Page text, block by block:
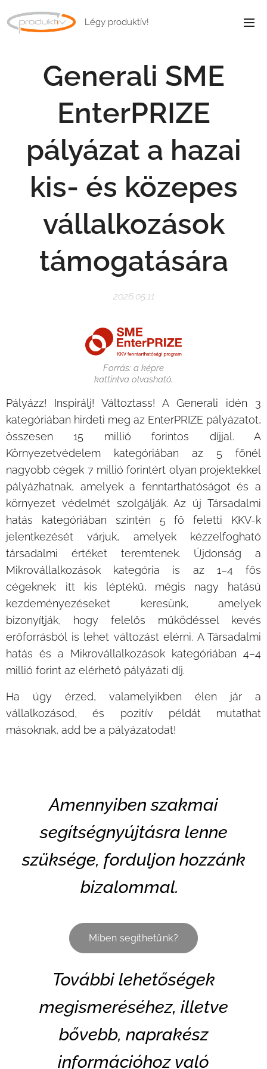
Légy produktív!
Generali SME
EnterPRIZE
pályázat a hazai
kis- és közepes
vállalkozások
támogatására
2026.05.11
Forrás: a képre
kattintva olvasható.
Pályázz! Inspirálj! Változtass! A Generali idén 3
kategóriában hirdeti meg az EnterPRIZE pályázatot,
összesen 15 millió forintos díjjal. A
Környezetvédelem kategóriában az 5 főnél
nagyobb cégek 7 millió forintért olyan projektekkel
pályázhatnak, amelyek a fenntarthatóságot és a
környezet védelmét szolgálják. Az új Társadalmi
hatás kategóriában szintén 5 fő feletti KKV-k
jelentkezését várjuk, amelyek kézzelfogható
társadalmi értéket teremtenek. Újdonság a
Mikrovállalkozások kategória is az 1–4 fős
cégeknek: itt kis léptékű, mégis nagy hatású
kezdeményezéseket keresünk, amelyek
bizonyítják, hogy felelős működéssel kevés
erőforrásból is lehet változást elérni. A Társadalmi
hatás és a Mikrovállalkozások kategóriában 4–4
millió forint az elérhető pályázati díj.
Ha úgy érzed, valamelyikben élen jár a
vállalkozásod, és pozitív példát mutathat
másoknak, add be a pályázatodat!
Amennyiben szakmai
segítségnyújtásra lenne
szüksége, forduljon hozzánk
bizalommal.
Miben segíthetünk?
További lehetőségek
megismeréséhez, illetve
bővebb, naprakész
információhoz való